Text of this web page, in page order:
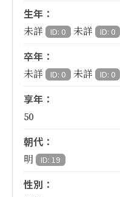
生年：
未詳 ID: 0 未詳 ID: 0
卒年：
未詳 ID: 0 未詳 ID: 0
享年：
50
朝代：
明 ID: 19
性別：